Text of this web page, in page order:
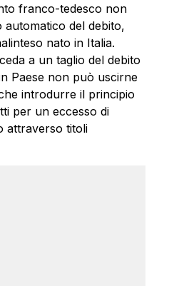
franco-tedesco non
del debito,
nato in Italia.
a un taglio del debito
Paese non può uscirne
introdurre il principio
per un eccesso di
attraverso titoli